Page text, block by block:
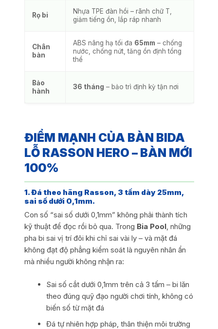
Rọ bi
Nhựa TPE đàn hồi – rãnh chữ T,
giảm tiếng ồn, lắp ráp nhanh
Chân
bàn
ABS nâng hạ tối đa 65mm – chống
nước, chống nứt, tăng ổn định tổng
thể
Bảo
hành
36 tháng – bảo trì định kỳ tận nơi
ĐIỂM MẠNH CỦA BÀN BIDA
LỖ RASSON HERO – BÀN MỚI
100%
1. Đá theo hãng Rasson, 3 tấm dày 25mm,
sai số dưới 0,1mm.
Con số “sai số dưới 0,1mm” không phải thành tích
kỹ thuật để đọc rồi bỏ qua. Trong Bia Pool, những
pha bi sai vị trí đôi khi chỉ sai vài ly – và mặt đá
không đạt độ phẳng kiểm soát là nguyên nhân ẩn
mà nhiều người không nhận ra:
Sai số cắt dưới 0,1mm trên cả 3 tấm – bi lăn
theo đúng quỹ đạo người chơi tính, không có
biến số từ mặt đá
Đá tự nhiên hợp pháp, thân thiện môi trường